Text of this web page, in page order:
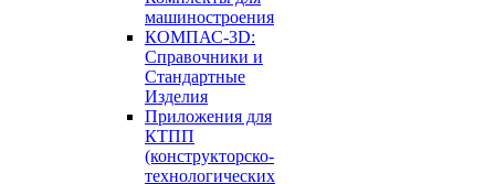
машиностроения
КОМПАС-3D:
Справочники и
Стандартные
Изделия
Приложения для
КТПП
(конструкторско-
технологических